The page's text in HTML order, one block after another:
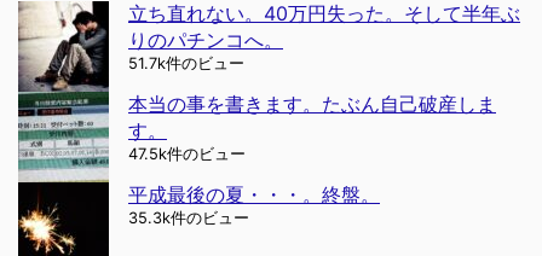
立ち直れない。40万円失った。そして半年ぶ
りのパチンコへ。
51.7k件のビュー
本当の事を書きます。たぶん自己破産しま
す。
47.5k件のビュー
平成最後の夏・・・。終盤。
35.3k件のビュー